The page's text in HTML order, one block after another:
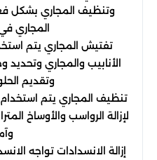
وتنظيف المجاري بشكل
المجاري
تفتيش المجاري يتم
الأنابيب والمجاري
وتقديم
تنظيف المجاري يتم استخدام
لإزالة الرواسب والأوساخ
إزالة الانسدادات تواجه